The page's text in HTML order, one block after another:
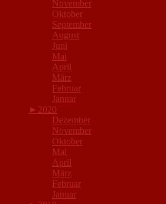
November
Oktober
September
August
Juni
Mai
April
März
Februar
Januar
► 2020
Dezember
November
Oktober
Mai
April
März
Februar
Januar